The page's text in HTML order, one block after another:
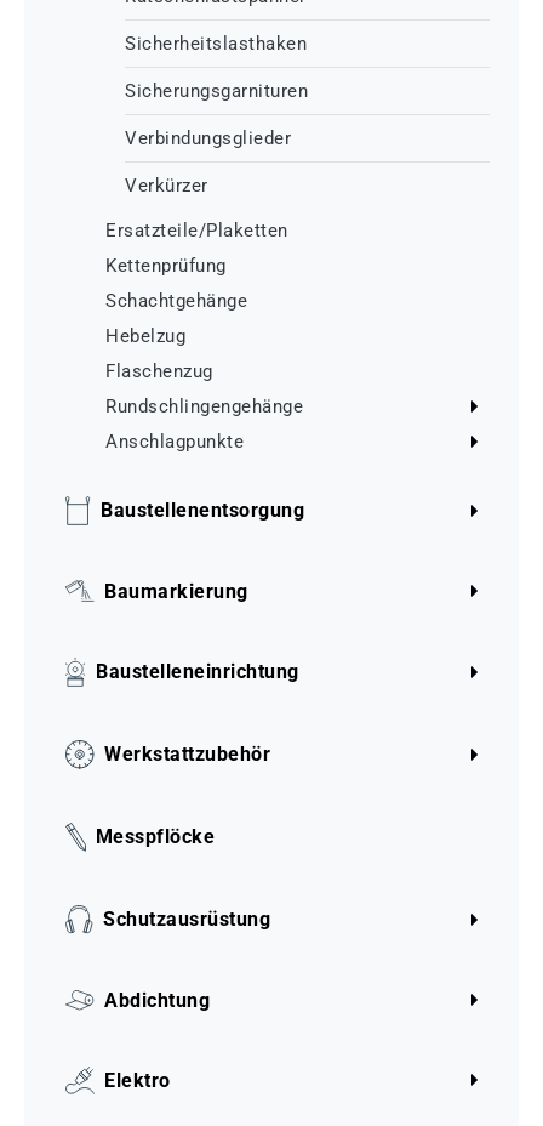
Sicherheitslasthaken
Sicherungsgarnituren
Verbindungsglieder
Verkürzer
Ersatzteile/Plaketten
Kettenprüfung
Schachtgehänge
Hebelzug
Flaschenzug
Rundschlingengehänge
Anschlagpunkte
Baustellenentsorgung
Baumarkierung
Baustelleneinrichtung
Werkstattzubehör
Messpflöcke
Schutzausrüstung
Abdichtung
Elektro